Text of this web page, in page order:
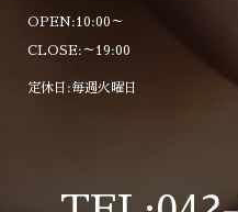
OPEN:10:00～
CLOSE:～19:00
定休日:毎週火曜日